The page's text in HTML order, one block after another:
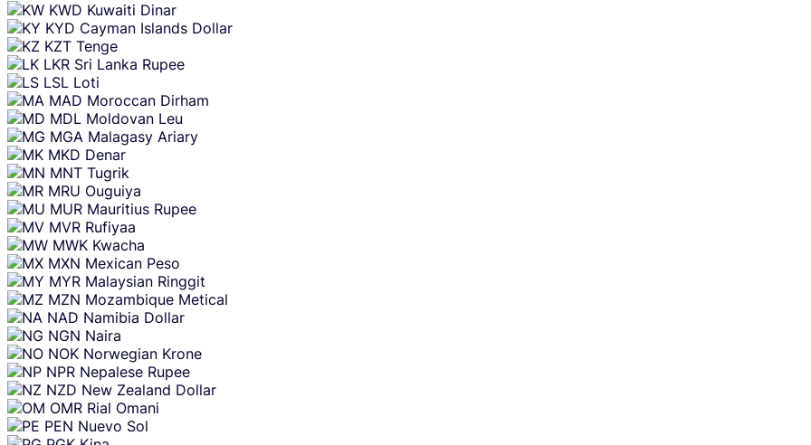
KWD Kuwaiti Dinar
KYD Cayman Islands Dollar
KZT Tenge
LKR Sri Lanka Rupee
LSL Loti
MAD Moroccan Dirham
MDL Moldovan Leu
MGA Malagasy Ariary
MKD Denar
MNT Tugrik
MRU Ouguiya
MUR Mauritius Rupee
MVR Rufiyaa
MWK Kwacha
MXN Mexican Peso
MYR Malaysian Ringgit
MZN Mozambique Metical
NAD Namibia Dollar
NGN Naira
NOK Norwegian Krone
NPR Nepalese Rupee
NZD New Zealand Dollar
OMR Rial Omani
PEN Nuevo Sol